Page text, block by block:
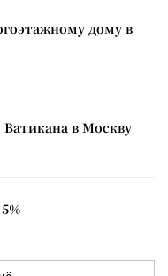
дому в
в Москву